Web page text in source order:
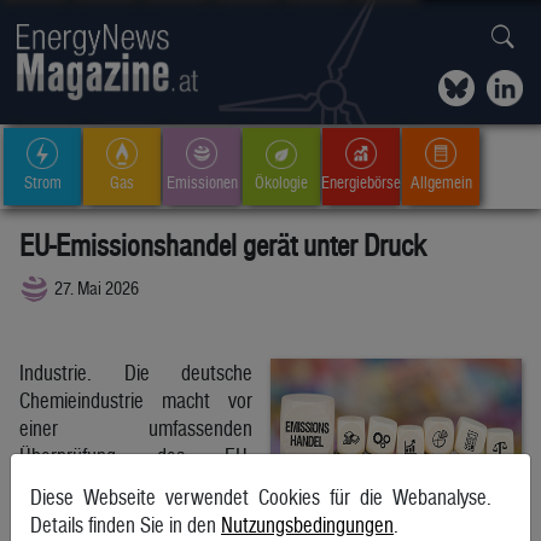
Strom Gas Emissionen Ökologie Energiebörse Allgemein
EU-Emissionshandel gerät unter Druck
27. Mai 2026
Industrie. Die deutsche
Chemieindustrie macht vor
einer umfassenden
Überprüfung des EU-
Emissionshandels Druck auf
Bundeskanzler Friedrich Merz.
Diese Webseite verwendet Cookies für die Webanalyse.
Details finden Sie in den Nutzungsbedingungen.